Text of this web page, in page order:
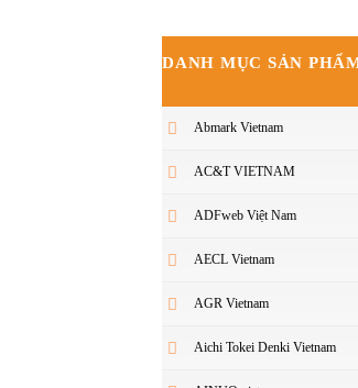
DANH MỤC SẢN
Abmark Vietnam
AC&T VIETNAM
ADFweb Việt Nam
AECL Vietnam
AGR Vietnam
Aichi Tokei Denki Vietnam